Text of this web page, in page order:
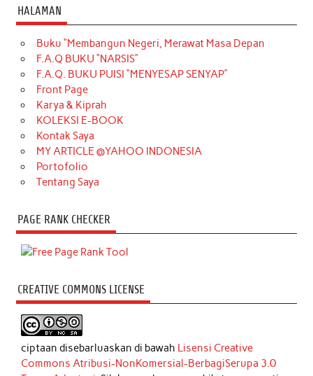
HALAMAN
Buku “Membangun Negeri, Merawat Masa Depan
F.A.Q BUKU “NARSIS”
F.A.Q. BUKU PUISI “MENYESAP SENYAP”
Front Page
Karya & Kiprah
KOLEKSI E-BOOK
Kontak Saya
MY ARTICLE @YAHOO INDONESIA
Portofolio
Tentang Saya
PAGE RANK CHECKER
CREATIVE COMMONS LICENSE
ciptaan disebarluaskan di bawah Lisensi Creative
Commons Atribusi-NonKomersial-BerbagiSerupa 3.0